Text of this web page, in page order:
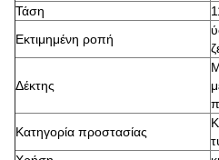
Τάση
Εκτιμημένη ροπή
Δέκτης
Κατηγορία προστασίας